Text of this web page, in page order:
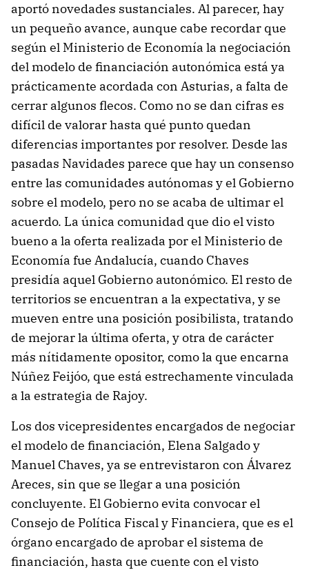
aportó novedades sustanciales. Al parecer, hay
un pequeño avance, aunque cabe recordar que
según el Ministerio de Economía la negociación
del modelo de financiación autonómica está ya
prácticamente acordada con Asturias, a falta de
cerrar algunos flecos. Como no se dan cifras es
difícil de valorar hasta qué punto quedan
diferencias importantes por resolver. Desde las
pasadas Navidades parece que hay un consenso
entre las comunidades autónomas y el Gobierno
sobre el modelo, pero no se acaba de ultimar el
acuerdo. La única comunidad que dio el visto
bueno a la oferta realizada por el Ministerio de
Economía fue Andalucía, cuando Chaves
presidía aquel Gobierno autonómico. El resto de
territorios se encuentran a la expectativa, y se
mueven entre una posición posibilista, tratando
de mejorar la última oferta, y otra de carácter
más nítidamente opositor, como la que encarna
Núñez Feijóo, que está estrechamente vinculada
a la estrategia de Rajoy.
Los dos vicepresidentes encargados de negociar
el modelo de financiación, Elena Salgado y
Manuel Chaves, ya se entrevistaron con Álvarez
Areces, sin que se llegar a una posición
concluyente. El Gobierno evita convocar el
Consejo de Política Fiscal y Financiera, que es el
órgano encargado de aprobar el sistema de
financiación, hasta que cuente con el visto